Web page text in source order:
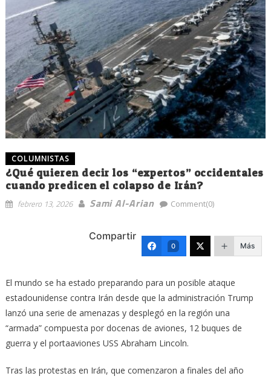
COLUMNISTAS
¿Qué quieren decir los “expertos” occidentales
cuando predicen el colapso de Irán?
febrero 13, 2026 Sami Al-Arian Comment(0)
Compartir
0 Más
El mundo se ha estado preparando para un posible ataque
estadounidense contra Irán desde que la administración Trump
lanzó una serie de amenazas y desplegó en la región una
“armada” compuesta por docenas de aviones, 12 buques de
guerra y el portaaviones USS Abraham Lincoln.
Tras las protestas en Irán, que comenzaron a finales del año